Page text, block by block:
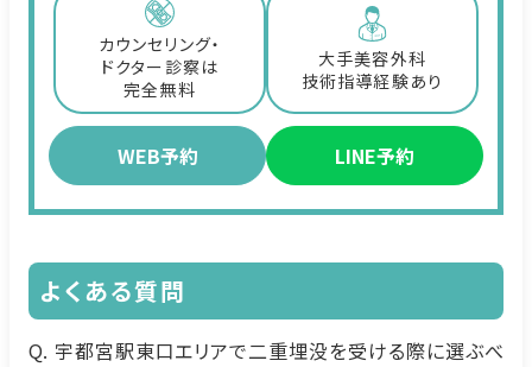
カウンセリング・
ドクター診察は
完全無料
大手美容外科
技術指導経験あり
WEB予約 LINE予約
よくある質問
Q. 宇都宮駅東口エリアで二重埋没を受ける際に選ぶべ